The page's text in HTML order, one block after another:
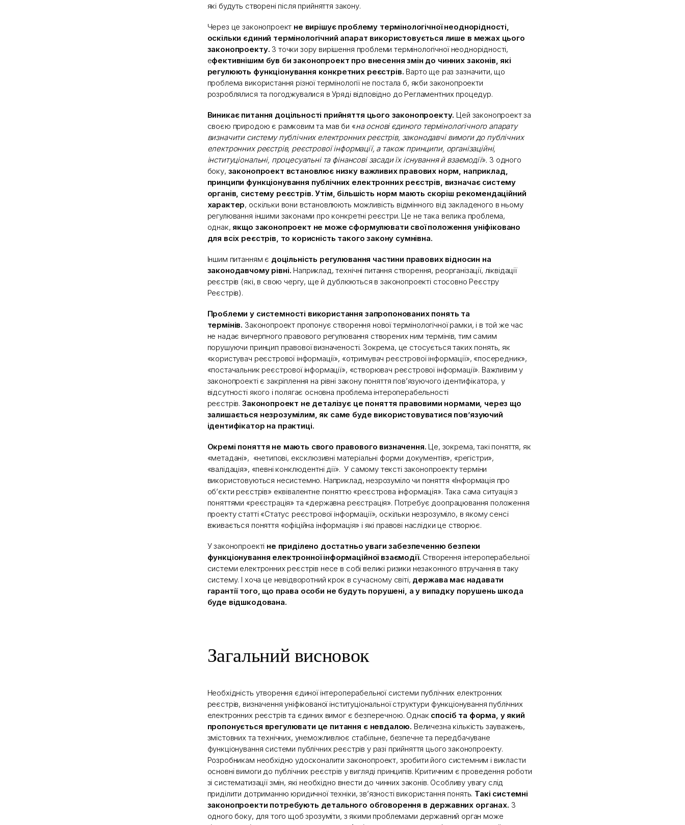
які будуть створені після прийняття закону.
Через це законопроект не вирішує проблему термінологічної неоднорідності,
оскільки єдиний термінологічний апарат використовується лише в межах цього
законопроекту. З точки зору вирішення проблеми термінологічної неоднорідності,
ефективнішим був би законопроект про внесення змін до чинних законів, які
регулюють функціонування конкретних реєстрів. Варто ще раз зазначити, що
проблема використання різної термінології не постала б, якби законопроекти
розроблялися та погоджувалися в Уряді відповідно до Регламентних процедур.
Виникає питання доцільності прийняття цього законопроекту. Цей законопроект за
своєю природою є рамковим та мав би «на основі єдиного термінологічного апарату
визначити систему публічних електронних реєстрів, законодавчі вимоги до публічних
електронних реєстрів, реєстрової інформації, а також принципи, організаційні,
інституціональні, процесуальні та фінансові засади їх існування й взаємодії». З одного
боку, законопроект встановлює низку важливих правових норм, наприклад,
принципи функціонування публічних електронних реєстрів, визначає систему
органів, систему реєстрів. Утім, більшість норм мають скоріш рекомендаційний
характер, оскільки вони встановлюють можливість відмінного від закладеного в ньому
регулювання іншими законами про конкретні реєстри. Це не така велика проблема,
однак, якщо законопроект не може сформулювати свої положення уніфіковано
для всіх реєстрів, то корисність такого закону сумнівна.
Іншим питанням є доцільність регулювання частини правових відносин на
законодавчому рівні. Наприклад, технічні питання створення, реорганізації, ліквідації
реєстрів (які, в свою чергу, ще й дублюються в законопроекті стосовно Реєстру
Реєстрів).
Проблеми у системності використання запропонованих понять та
термінів. Законопроект пропонує створення нової термінологічної рамки, і в той же час
не надає вичерпного правового регулювання створених ним термінів, тим самим
порушуючи принцип правової визначеності. Зокрема, це стосується таких понять, як
«користувач реєстрової інформації», «отримувач реєстрової інформації», «посередник»,
«постачальник реєстрової інформації», «створювач реєстрової інформації». Важливим у
законопроекті є закріплення на рівні закону поняття пов’язуючого ідентифікатора, у
відсутності якого і полягає основна проблема інтероперабельності
реєстрів. Законопроект не деталізує це поняття правовими нормами, через що
залишається незрозумілим, як саме буде використовуватися пов’язуючий
ідентифікатор на практиці.
Окремі поняття не мають свого правового визначення. Це, зокрема, такі поняття, як
«метадані», «нетипові, ексклюзивні матеріальні форми документів», «регістри»,
«валідація», «певні конклюдентні дії». У самому тексті законопроекту терміни
використовуються несистемно. Наприклад, незрозуміло чи поняття «Інформація про
об’єкти реєстрів» еквівалентне поняттю «реєстрова інформація». Така сама ситуація з
поняттями «реєстрація» та «державна реєстрація». Потребує доопрацювання положення
проекту статті «Статус реєстрової інформації», оскільки незрозуміло, в якому сенсі
вживається поняття «офіційна інформація» і які правові наслідки це створює.
У законопроекті не приділено достатньо уваги забезпеченню безпеки
функціонування електронної інформаційної взаємодії. Створення інтероперабельної
системи електронних реєстрів несе в собі великі ризики незаконного втручання в таку
систему. І хоча це невідворотний крок в сучасному світі, держава має надавати
гарантії того, що права особи не будуть порушені, а у випадку порушень шкода
буде відшкодована.
Загальний висновок
Необхідність утворення єдиної інтероперабельної системи публічних електронних
реєстрів, визначення уніфікованої інституціональної структури функціонування публічних
електронних реєстрів та єдиних вимог є безперечною. Однак спосіб та форма, у який
пропонується врегулювати це питання є невдалою. Величезна кількість зауважень,
змістовних та технічних, унеможливлює стабільне, безпечне та передбачуване
функціонування системи публічних реєстрів у разі прийняття цього законопроекту.
Розробникам необхідно удосконалити законопроект, зробити його системним і викласти
основні вимоги до публічних реєстрів у вигляді принципів. Критичним є проведення роботи
зі систематизації змін, які необхідно внести до чинних законів. Особливу увагу слід
приділити дотриманню юридичної техніки, зв’язності використання понять. Такі системні
законопроекти потребують детального обговорення в державних органах. З
одного боку, для того щоб зрозуміти, з якими проблемами державний орган може